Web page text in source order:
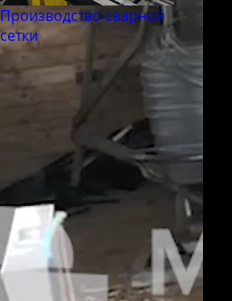
Труба бесшовная 203
Труба бесшовная 219
Труба бесшовная 245
Труба бесшовная 273
Труба бесшовная 299
Труба бесшовная 325
Труба бесшовная 330
Труба бесшовная 351
Труба бесшовная 377
Труба бесшовная 402
Производство сварной
сетки